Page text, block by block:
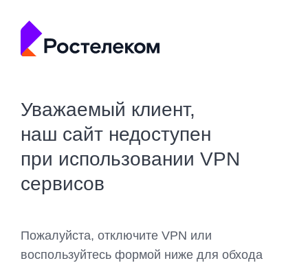
Уважаемый клиент,
наш сайт недоступен
при использовании VPN
сервисов
Пожалуйста, отключите VPN или
воспользуйтесь формой ниже для обхода